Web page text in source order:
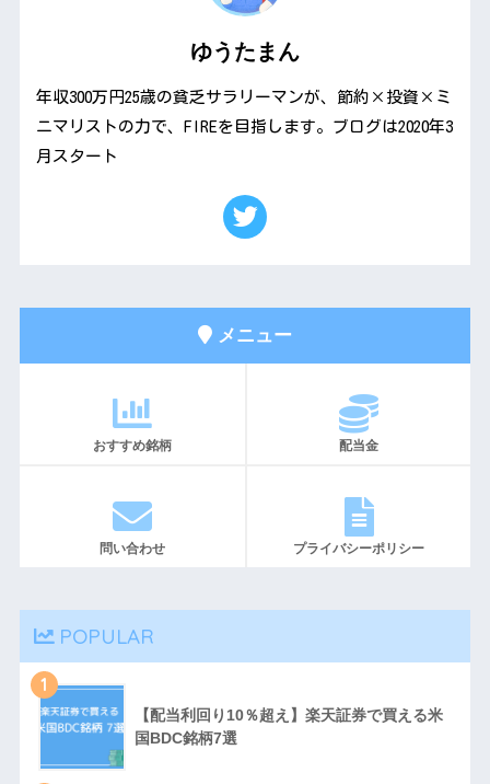
ゆうたまん
年収300万円25歳の貧乏サラリーマンが、節約×投資×ミ
ニマリストの力で、FIREを目指します。ブログは2020年3
月スタート
メニュー
おすすめ銘柄 配当金
問い合わせ プライバシーポリシー
POPULAR
1
【配当利回り10％超え】楽天証券で買える米
国BDC銘柄7選